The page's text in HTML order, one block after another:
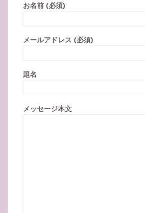
お名前 (必須)
メールアドレス (必須)
題名
メッセージ本文